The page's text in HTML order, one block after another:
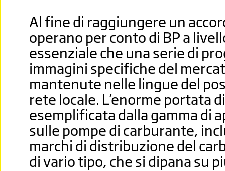
Al fine di raggiungere un
operano per conto di BP a
essenziale che una serie di
immagini specifiche del
mantenute nelle lingue del
rete locale. L’enorme portata
esemplificata dalla gamma di
sulle pompe di carburante,
marchi di distribuzione del
di vario tipo, che si dipana su